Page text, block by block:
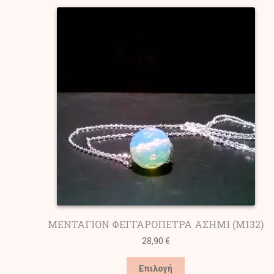
ΜΕΝΤΑΓΙΟΝ ΦΕΓΓΑΡΟΠΕΤΡΑ ΑΣΗΜΙ (M132)
28,90€
Επιλογή